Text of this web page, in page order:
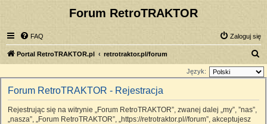
Forum RetroTRAKTOR
FAQ Zaloguj się
Portal RetroTRAKTOR.pl retrotraktor.pl/forum
z
Język:
Forum RetroTRAKTOR - Rejestracja
Rejestrując się na witrynie „Forum RetroTRAKTOR”, zwanej dalej „my”, ”nas”,
„nasza”, „Forum RetroTRAKTOR”, „https://retrotraktor.pl//forum”, akceptujesz